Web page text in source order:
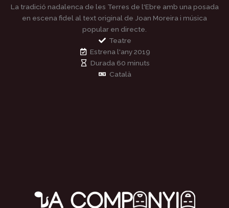
La tradició nadalenca de les Terres de l'Ebre amb una posada
en escena fidel al text original de Joan Moreira i música
popular en directe.
Teatre
Estrena l'any 2019
Durada 60 minuts
Català